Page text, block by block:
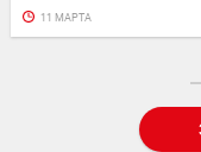
11 МАРТА